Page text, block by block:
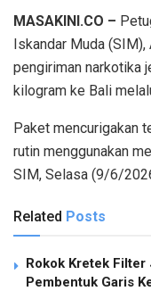
MASAKINI.CO –
Iskandar Muda (SIM),
pengiriman narkotika
kilogram ke Bali
Paket mencurigakan
rutin menggunakan
SIM, Selasa (9/6/
Related Posts
Rokok Kretek Filter
Pembentuk Garis